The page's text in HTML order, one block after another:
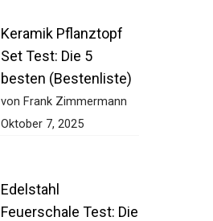
Keramik Pflanztopf
Set Test: Die 5
besten (Bestenliste)
von Frank Zimmermann
Oktober 7, 2025
Edelstahl
Feuerschale Test: Die